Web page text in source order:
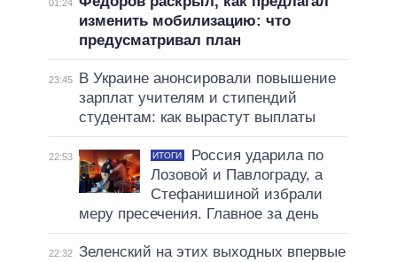
01:24
изменить мобилизацию: что
предусматривал план
23:45
В Украине анонсировали повышение
зарплат учителям и стипендий
студентам: как вырастут выплаты
22:53 ИТОГИ
Россия ударила по
Лозовой и Павлограду, а
Стефанишиной избрали
меру пресечения. Главное за день
22:32 Зеленский на этих выходных впервые